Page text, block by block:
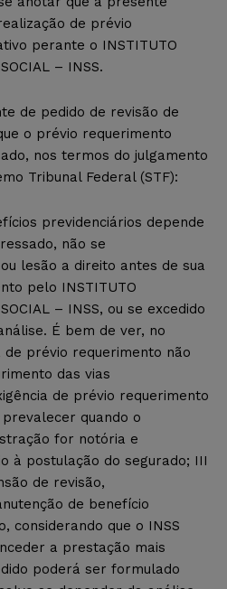
de prévio
perante o INSTITUTO
– INSS.
de pedido de revisão de
o prévio requerimento
nos termos do julgamento
Tribunal Federal (STF):
previdenciários depende
não se
lesão a direito antes de sua
pelo INSTITUTO
– INSS, ou se excedido
É bem de ver, no
de prévio requerimento não
das vias
de prévio requerimento
quando o
for notória e
à postulação do segurado; III
de revisão,
de benefício
considerando que o INSS
a prestação mais
poderá ser formulado